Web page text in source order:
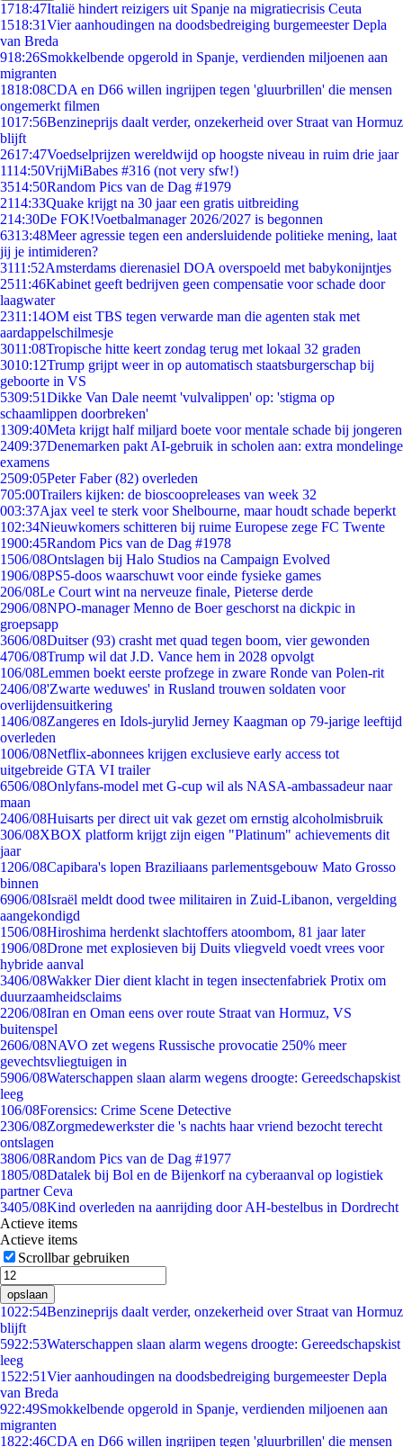
1718:47Italië hindert reizigers uit Spanje na migratiecrisis Ceuta
1518:31Vier aanhoudingen na doodsbedreiging burgemeester Depla
van Breda
918:26Smokkelbende opgerold in Spanje, verdienden miljoenen aan
migranten
1818:08CDA en D66 willen ingrijpen tegen 'gluurbrillen' die mensen
ongemerkt filmen
1017:56Benzineprijs daalt verder, onzekerheid over Straat van Hormuz
blijft
2617:47Voedselprijzen wereldwijd op hoogste niveau in ruim drie jaar
1114:50VrijMiBabes #316 (not very sfw!)
3514:50Random Pics van de Dag #1979
2114:33Quake krijgt na 30 jaar een gratis uitbreiding
214:30De FOK!Voetbalmanager 2026/2027 is begonnen
6313:48Meer agressie tegen een andersluidende politieke mening, laat
jij je intimideren?
3111:52Amsterdams dierenasiel DOA overspoeld met babykonijntjes
2511:46Kabinet geeft bedrijven geen compensatie voor schade door
laagwater
2311:14OM eist TBS tegen verwarde man die agenten stak met
aardappelschilmesje
3011:08Tropische hitte keert zondag terug met lokaal 32 graden
3010:12Trump grijpt weer in op automatisch staatsburgerschap bij
geboorte in VS
5309:51Dikke Van Dale neemt 'vulvalippen' op: 'stigma op
schaamlippen doorbreken'
1309:40Meta krijgt half miljard boete voor mentale schade bij jongeren
2409:37Denemarken pakt AI-gebruik in scholen aan: extra mondelinge
examens
2509:05Peter Faber (82) overleden
705:00Trailers kijken: de bioscoopreleases van week 32
003:37Ajax veel te sterk voor Shelbourne, maar houdt schade beperkt
102:34Nieuwkomers schitteren bij ruime Europese zege FC Twente
1900:45Random Pics van de Dag #1978
1506/08Ontslagen bij Halo Studios na Campaign Evolved
1906/08PS5-doos waarschuwt voor einde fysieke games
206/08Le Court wint na nerveuze finale, Pieterse derde
2906/08NPO-manager Menno de Boer geschorst na dickpic in
groepsapp
3606/08Duitser (93) crasht met quad tegen boom, vier gewonden
4706/08Trump wil dat J.D. Vance hem in 2028 opvolgt
106/08Lemmen boekt eerste profzege in zware Ronde van Polen-rit
2406/08'Zwarte weduwes' in Rusland trouwen soldaten voor
overlijdensuitkering
1406/08Zangeres en Idols-jurylid Jerney Kaagman op 79-jarige leeftijd
overleden
1006/08Netflix-abonnees krijgen exclusieve early access tot
uitgebreide GTA VI trailer
6506/08Onlyfans-model met G-cup wil als NASA-ambassadeur naar
maan
2406/08Huisarts per direct uit vak gezet om ernstig alcoholmisbruik
306/08XBOX platform krijgt zijn eigen "Platinum" achievements dit
jaar
1206/08Capibara's lopen Braziliaans parlementsgebouw Mato Grosso
binnen
6906/08Israël meldt dood twee militairen in Zuid-Libanon, vergelding
aangekondigd
1506/08Hiroshima herdenkt slachtoffers atoombom, 81 jaar later
1906/08Drone met explosieven bij Duits vliegveld voedt vrees voor
hybride aanval
3406/08Wakker Dier dient klacht in tegen insectenfabriek Protix om
duurzaamheidsclaims
2206/08Iran en Oman eens over route Straat van Hormuz, VS
buitenspel
2606/08NAVO zet wegens Russische provocatie 250% meer
gevechtsvliegtuigen in
5906/08Waterschappen slaan alarm wegens droogte: Gereedschapskist
leeg
106/08Forensics: Crime Scene Detective
2306/08Zorgmedewerkster die 's nachts haar vriend bezocht terecht
ontslagen
3806/08Random Pics van de Dag #1977
1805/08Datalek bij Bol en de Bijenkorf na cyberaanval op logistiek
partner Ceva
3405/08Kind overleden na aanrijding door AH-bestelbus in Dordrecht
Actieve items
Actieve items
Scrollbar gebruiken
opslaan
1022:54Benzineprijs daalt verder, onzekerheid over Straat van Hormuz
blijft
5922:53Waterschappen slaan alarm wegens droogte: Gereedschapskist
leeg
1522:51Vier aanhoudingen na doodsbedreiging burgemeester Depla
van Breda
922:49Smokkelbende opgerold in Spanje, verdienden miljoenen aan
migranten
1822:46CDA en D66 willen ingrijpen tegen 'gluurbrillen' die mensen